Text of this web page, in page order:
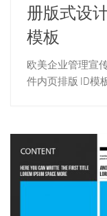
册版式设
模板
欧美企业管理宣
件内页排版 ID模